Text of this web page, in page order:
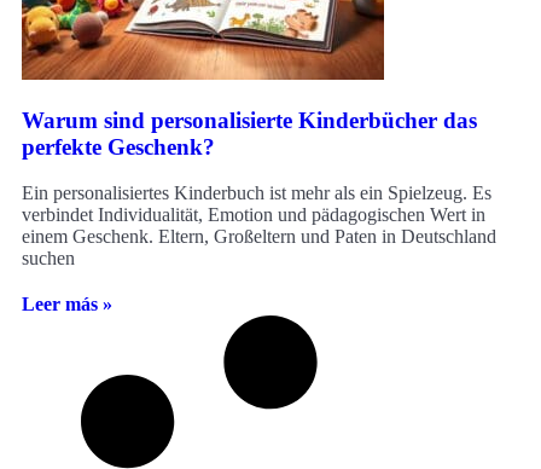
Warum sind personalisierte Kinderbücher das
perfekte Geschenk?
Ein personalisiertes Kinderbuch ist mehr als ein Spielzeug. Es
verbindet Individualität, Emotion und pädagogischen Wert in
einem Geschenk. Eltern, Großeltern und Paten in Deutschland
suchen
Leer más »